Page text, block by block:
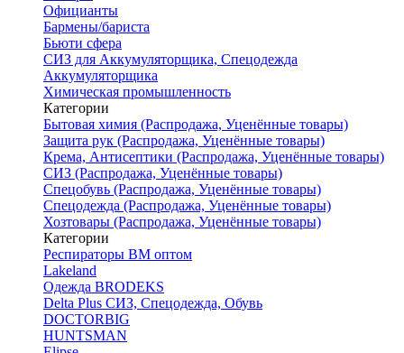
Официанты
Бармены/бариста
Бьюти сфера
СИЗ для Аккумуляторщика, Спецодежда
Аккумуляторщика
Химическая промышленность
Категории
Бытовая химия (Распродажа, Уценённые товары)
Защита рук (Распродажа, Уценённые товары)
Крема, Антисептики (Распродажа, Уценённые товары)
СИЗ (Распродажа, Уценённые товары)
Спецобувь (Распродажа, Уценённые товары)
Спецодежда (Распродажа, Уценённые товары)
Хозтовары (Распродажа, Уценённые товары)
Категории
Респираторы ВМ оптом
Lakeland
Одежда BRODEKS
Delta Plus СИЗ, Спецодежда, Обувь
DOCTORBIG
HUNTSMAN